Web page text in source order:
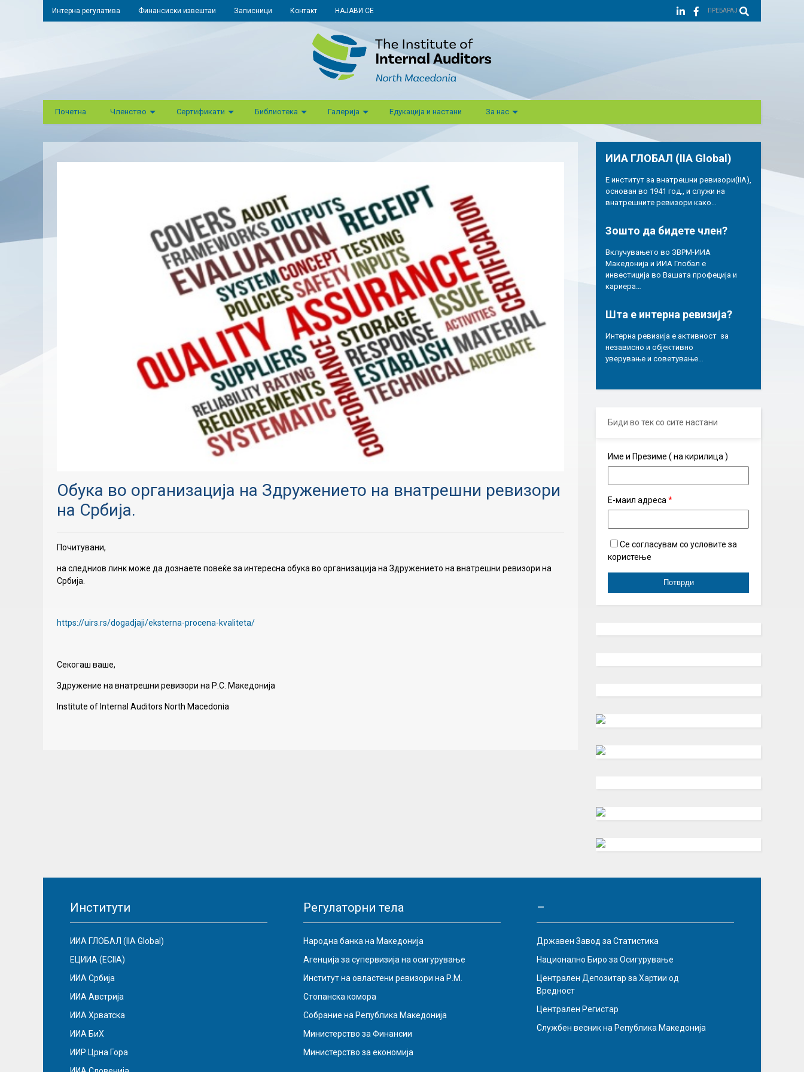
Интерна регулатива Финансиски извештаи Записници Контакт НАЈАВИ СЕ ПРЕБАРАЈ
Почетна Членство Сертификати Библиотека Галерија Едукација и настани За нас
Обука во организација на Здружението на внатрешни ревизори
на Србија.
Почитувани,
на следниов линк може да дознаете повеќе за интересна обука во организација на Здружението на внатрешни ревизори на
Србија.
https://uirs.rs/dogadjaji/eksterna-procena-kvaliteta/
Секогаш ваше,
Здружение на внатрешни ревизори на Р.С. Македонија
Institute of Internal Auditors North Macedonia
ИИА ГЛОБАЛ (IIA Global)
Е институт за внатрешни ревизори(IIA),
основан во 1941 год., и служи на
внатрешните ревизори како…
Зошто да бидете член?
Вклучувањето во ЗВРМ-ИИА
Македонија и ИИА Глобал е
инвестиција во Вашата профеција и
кариера…
Шта е интерна ревизија?
Интерна ревизија е активност за
независно и објективно
уверување и советување…
Биди во тек со сите настани
Име и Презиме ( на кирилица )
Е-маил адреса *
Се согласувам со условите за
користење
Институти
ИИА ГЛОБАЛ (IIA Global)
ЕЦИИА (ECIIA)
ИИА Србија
ИИА Австрија
ИИА Хрватска
ИИА БиХ
ИИР Црна Гора
Регулаторни тела
Народна банка на Македонија
Агенција за супервизија на осигурување
Институт на овластени ревизори на Р.М.
Стопанска комора
Собрание на Република Македонија
Министерство за Финансии
Министерство за економија
–
Државен Завод за Статистика
Национално Биро за Осигурување
Централен Депозитар за Хартии од
Вредност
Централен Регистар
Службен весник на Република Македонија